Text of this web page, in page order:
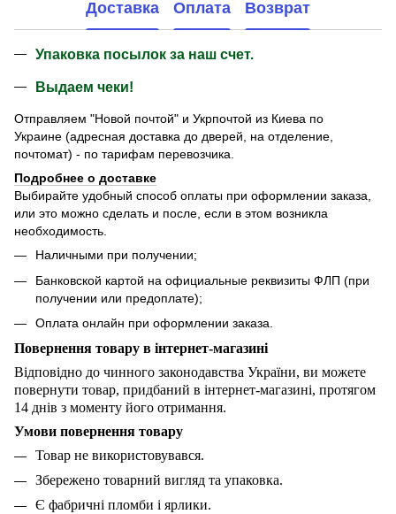
Доставка Оплата Возврат
Упаковка посылок за наш счет.
Выдаем чеки!
Отправляем "Новой почтой" и Укрпочтой из Киева по
Украине (адресная доставка до дверей, на отделение,
почтомат) - по тарифам перевозчика.
Подробнее о доставке
Выбирайте удобный способ оплаты при оформлении заказа,
или это можно сделать и после, если в этом возникла
необходимость.
Наличными при получении;
Банковской картой на официальные реквизиты ФЛП (при
получении или предоплате);
Оплата онлайн при оформлении заказа.
Повернення товару в інтернет-магазині
Відповідно до чинного законодавства України, ви можете
повернути товар, придбаний в інтернет-магазині, протягом
14 днів з моменту його отримання.
Умови повернення товару
Товар не використовувався.
Збережено товарний вигляд та упаковка.
Є фабричні пломби і ярлики.